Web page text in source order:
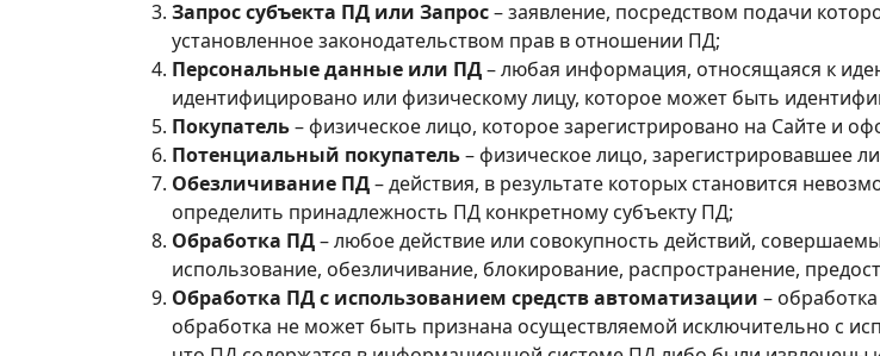
Запрос субъекта ПД или Запрос– заявление, посредством подачи
установленное законодательством прав в отношении ПД;
Персональные данные или ПД– любая информация, относящаяся к
идентифицировано или физическому лицу, которое может быть
Покупатель– физическое лицо, которое зарегистрировано на Сайте и
Потенциальный покупатель– физическое лицо, зарегистрировавшее
Обезличивание ПД– действия, в результате которых становится
определить принадлежность ПД конкретному субъекту ПД;
Обработка ПД– любое действие или совокупность действий,
использование, обезличивание, блокирование, распространение,
Обработка ПД с использованием средств автоматизации –
обработка не может быть признана осуществляемой исключительно с